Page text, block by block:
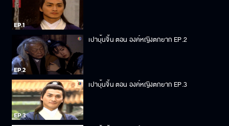
เปาบุ้นจิ้น ตอน องค์หญิงตกยาก EP.2
เปาบุ้นจิ้น ตอน องค์หญิงตกยาก EP.3